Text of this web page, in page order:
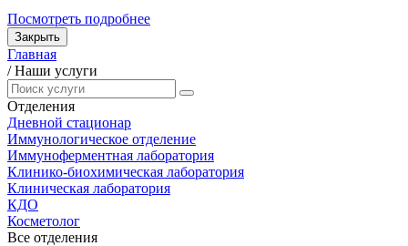
Посмотреть подробнее
Закрыть
Главная
/ Наши услуги
Отделения
Дневной стационар
Иммунологическое отделение
Иммуноферментная лаборатория
Клинико-биохимическая лаборатория
Клиническая лаборатория
КДО
Косметолог
Все отделения